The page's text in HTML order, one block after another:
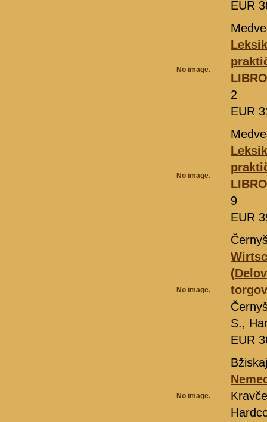
EUR
No image.
2
EUR
No image.
9
EUR
No image.
S.,
EUR
No image.